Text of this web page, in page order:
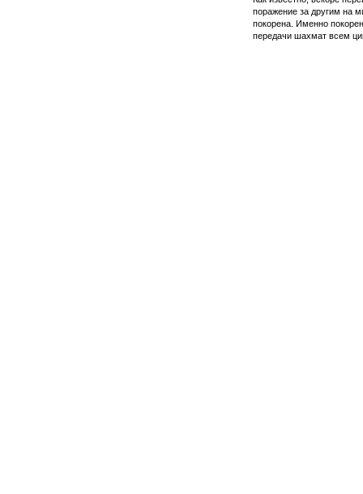
поражение за другим на
покорена. Именно
передачи шахмат всем